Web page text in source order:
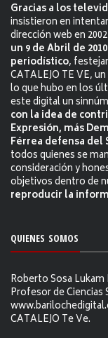
Gracias a los
insistieron en
dirección web en
un 9 de Abril de
periodístico,
CATALEJO TE VE,
lo que hubo en los
este digital un
con la idea de
Expresión, más
Férrea defensa del
todos quienes se
consideración y
objetivos dentro de
reproducir la
QUIENES SOMOS
Roberto Sosa
Profesor de Ciencias
CATALEJO Te Ve.